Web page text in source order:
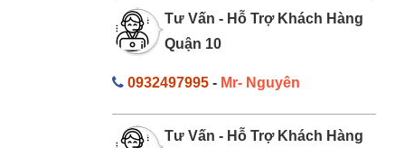
Tư Vấn - Hỗ Trợ Khách Hàng
Quận 10
0932497995- Mr- Nguyên
Tư Vấn - Hỗ Trợ Khách Hàng